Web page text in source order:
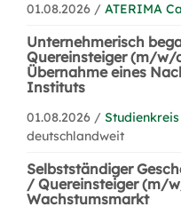
01.08.2026 / ATERIMA
Unternehmerisch
Quereinsteiger (m/w/
Übernahme eines
Instituts
01.08.2026 /
deutschlandweit
Selbstständiger
/ Quereinsteiger (m/
Wachstumsmarkt